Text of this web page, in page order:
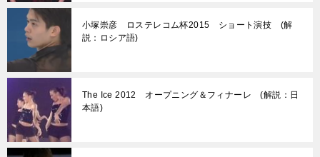
小塚崇彦 ロステレコム杯2015 ショート演技 (解
説：ロシア語)
The Ice 2012 オープニング＆フィナーレ (解説：日
本語)